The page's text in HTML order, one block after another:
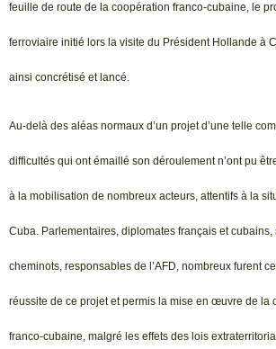
feuille de route de la coopération franco-cubaine, le
ferroviaire initié lors la visite du Président Hollande à
ainsi concrétisé et lancé.
Au-delà des aléas normaux d’un projet d’une telle
difficultés qui ont émaillé son déroulement n’ont pu
à la mobilisation de nombreux acteurs, attentifs à la
Cuba. Parlementaires, diplomates français et cubains,
cheminots, responsables de l’AFD, nombreux furent
réussite de ce projet et permis la mise en œuvre de la
franco-cubaine, malgré les effets des lois